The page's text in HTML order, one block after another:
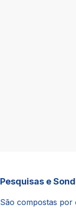
Pesquisas e
São compostas por